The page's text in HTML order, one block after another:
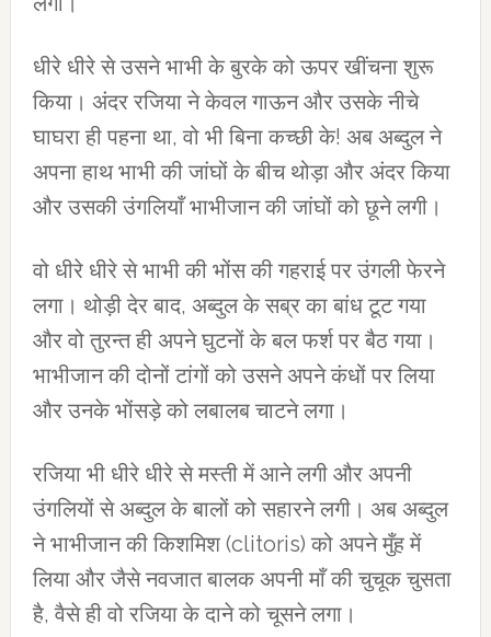
धीरे धीरे से उसने भाभी के बुरके को ऊपर खींचना शुरू
किया। अंदर रजिया ने केवल गाऊन और उसके नीचे
घाघरा ही पहना था, वो भी बिना कच्छी के! अब अब्दुल ने
अपना हाथ भाभी की जांघों के बीच थोड़ा और अंदर किया
और उसकी उंगलियाँ भाभीजान की जांघों को छूने लगी।
वो धीरे धीरे से भाभी की भोंस की गहराई पर उंगली फेरने
लगा। थोड़ी देर बाद, अब्दुल के सब्र का बांध टूट गया
और वो तुरन्त ही अपने घुटनों के बल फर्श पर बैठ गया।
भाभीजान की दोनों टांगों को उसने अपने कंधों पर लिया
और उनके भोंसड़े को लबालब चाटने लगा।
रजिया भी धीरे धीरे से मस्ती में आने लगी और अपनी
उंगलियों से अब्दुल के बालों को सहारने लगी। अब अब्दुल
ने भाभीजान की किशमिश (clitoris) को अपने मुँह में
लिया और जैसे नवजात बालक अपनी माँ की चुचूक चुसता
है, वैसे ही वो रजिया के दाने को चूसने लगा।